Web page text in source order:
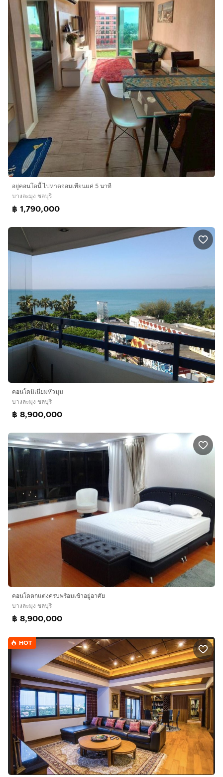
อยู่คอนโดนี้ ไปหาดจอมเทียนแค่ 5 นาที
บางละมุง ชลบุรี
฿ 1,790,000
คอนโดมิเนียมหัวมุม
บางละมุง ชลบุรี
฿ 8,900,000
คอนโดตกแต่งครบพร้อมเข้าอยู่อาศัย
บางละมุง ชลบุรี
฿ 8,900,000
HOT